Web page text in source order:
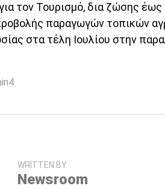
τον Τουρισμό, δια ζώσης έως
παραγωγών τοπικών
στα τέλη Ιουλίου στην
WRITTEN BY
Newsroom